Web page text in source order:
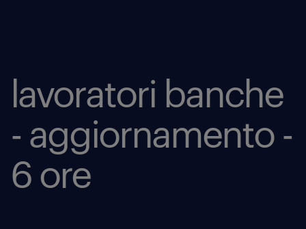
lavoratori banche
- aggiornamento -
6 ore